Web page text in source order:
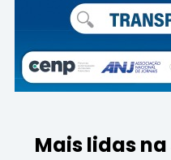
Mais lidas